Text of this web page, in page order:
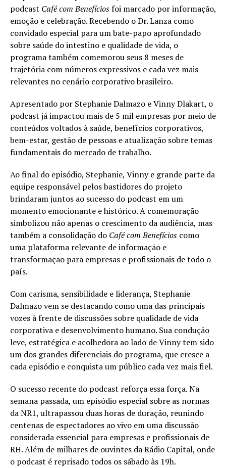
podcast Café com Benefíciosfoi marcado por informação,
emoção e celebração. Recebendo o Dr. Lanza como
convidado especial para um bate-papo aprofundado
sobre saúde do intestino e qualidade de vida, o
programa também comemorou seus 8 meses de
trajetória com números expressivos e cada vez mais
relevantes no cenário corporativo brasileiro.
Apresentado por Stephanie Dalmazo e Vinny Dlakart, o
podcast já impactou mais de 5 mil empresas por meio de
conteúdos voltados à saúde, benefícios corporativos,
bem-estar, gestão de pessoas e atualização sobre temas
fundamentais do mercado de trabalho.
Ao final do episódio, Stephanie, Vinny e grande parte da
equipe responsável pelos bastidores do projeto
brindaram juntos ao sucesso do podcast em um
momento emocionante e histórico. A comemoração
simbolizou não apenas o crescimento da audiência, mas
também a consolidação do Café com Benefícios como
uma plataforma relevante de informação e
transformação para empresas e profissionais de todo o
país.
Com carisma, sensibilidade e liderança, Stephanie
Dalmazo vem se destacando como uma das principais
vozes à frente de discussões sobre qualidade de vida
corporativa e desenvolvimento humano. Sua condução
leve, estratégica e acolhedora ao lado de Vinny tem sido
um dos grandes diferenciais do programa, que cresce a
cada episódio e conquista um público cada vez mais fiel.
O sucesso recente do podcast reforça essa força. Na
semana passada, um episódio especial sobre as normas
da NR1, ultrapassou duas horas de duração, reunindo
centenas de espectadores ao vivo em uma discussão
considerada essencial para empresas e profissionais de
RH. Além de milhares de ouvintes da Rádio Capital, onde
o podcast é reprisado todos os sábado às 19h.